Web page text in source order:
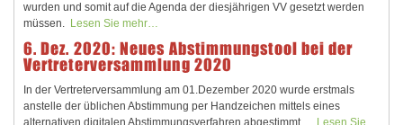
wurden und somit auf die Agenda der diesjährigen VV gesetzt werden
müssen. Lesen Sie mehr…
6. Dez. 2020: Neues Abstimmungstool bei der
Vertreterversammlung 2020
In der Vertreterversammlung am 01.Dezember 2020 wurde erstmals
anstelle der üblichen Abstimmung per Handzeichen mittels eines
alternativen digitalen Abstimmungsverfahren abgestimmt…
Lesen Sie